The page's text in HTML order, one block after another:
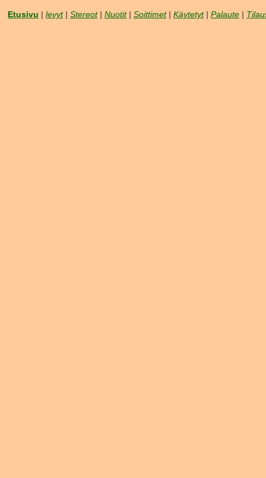
Etusivu | levyt| Stereot| Nuotit| Soittimet| Käytetyt| Palaute |